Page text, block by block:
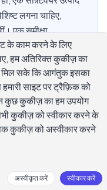
लगना चाहिए,
एक समीक्षा
व्यवसाय प्रकार और
में अनुकूलित जवाब
यह मार्गदर्शन इसे
करता है: इसे क्या
समीक्षाओं को अलग-
शुरुआत से लिखें।
है और यह कैसे काम
के काम करने के लिए
हम अतिरिक्त कुकीज़ का
मिल सके कि आगंतुक इसका
साइट पर ट्रैफ़िक को
कुछ कुकीज़ का हम उपयोग
सभी कुकीज़ को स्वीकार करने के
कुकीज़ को अस्वीकार करने
अस्वीकृत करें स्वीकार करें